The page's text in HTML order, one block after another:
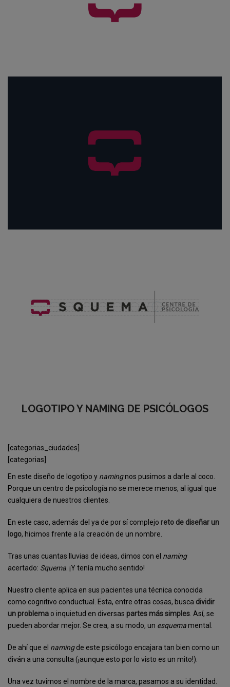
LOGOTIPO Y NAMING DE PSICÓLOGOS
[categorias_ciudades]
[categorias]
En este diseño de logotipo y namingnos pusimos a darle al coco.
Porque un centro de psicología no se merece menos, al igual que
cualquiera de nuestros clientes.
En este caso, además del ya de por sí complejo reto de diseñar un
logo, hicimos frente a la creación de un nombre.
Tras unas cuantas lluvias de ideas, dimos con el naming
acertado: Squema . ¡Y tenía mucho sentido!
Nuestro cliente aplica en sus pacientes una técnica conocida
como cognitivo conductual. Esta, entre otras cosas, busca dividir
un problema o inquietud en diversas partes más simples . Así, se
pueden abordar mejor. Se crea, a su modo, un esquemamental.
De ahí que el namingde este psicólogo encajara tan bien como un
diván a una consulta (¡aunque esto por lo visto es un mito!).
Una vez tuvimos el nombre de la marca, pasamos a su identidad.